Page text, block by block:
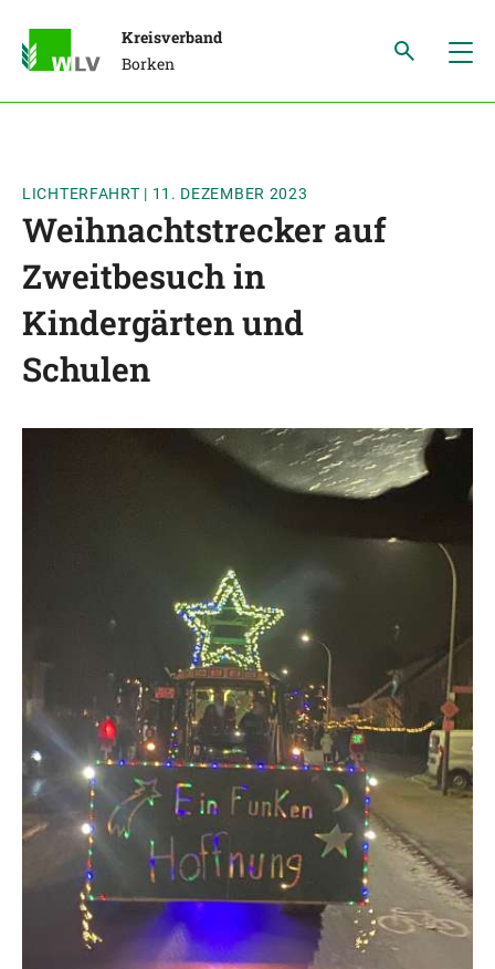
Kreisverband
Borken
LICHTERFAHRT | 11. DEZEMBER 2023
Weihnachtstrecker auf
Zweitbesuch in
Kindergärten und
Schulen